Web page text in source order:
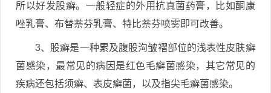
所以好发股癣。一般轻症的外用抗真菌药膏，比如酮康
唑乳膏、布替萘芬乳膏、特比萘芬喷雾即可改善。
3、股癣是一种累及腹股沟皱褶部位的浅表性皮肤癣
菌感染，最常见的病因是红色毛癣菌感染，其它常见的
疾病还包括须癣、表皮癣菌，以及指尖毛癣菌感染。